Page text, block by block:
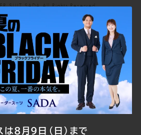
SADA
の
公
式
SADA
の
公
式
SADA
の
公
式
SADA
の
公
式
SUIT SADAAll Rights Reserved.
は8月9日（日）まで